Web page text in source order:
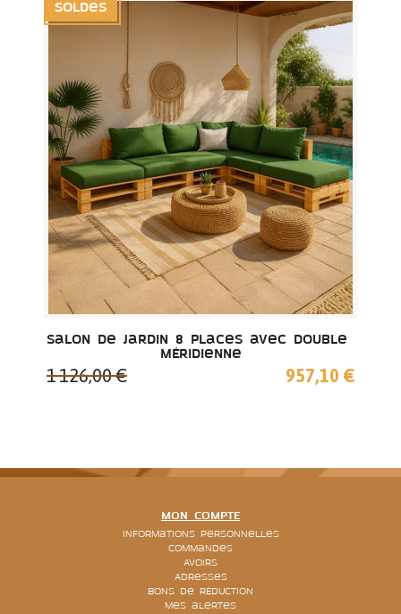
Salon de jardin 8 places avec double
méridienne
1 126,00 € 957,10 €
Soldes
MON COMPTE
Informations personnelles
Commandes
Avoirs
Adresses
Bons de réduction
Mes alertes